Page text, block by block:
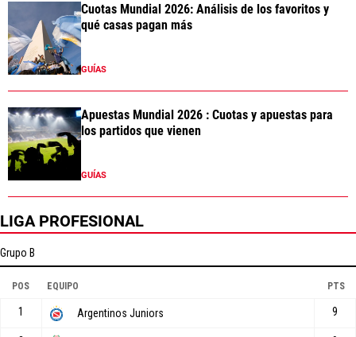
Cuotas Mundial 2026: Análisis de los favoritos y
qué casas pagan más
GUÍAS
Apuestas Mundial 2026 : Cuotas y apuestas para
los partidos que vienen
GUÍAS
LIGA PROFESIONAL